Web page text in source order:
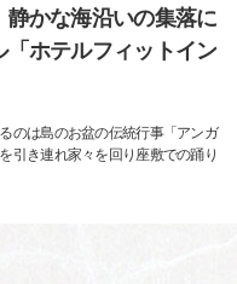
かな海沿いの集落に
ホテルフィットイン
のは島のお盆の伝統行事「アンガ
引き連れ家々を回り座敷での踊り